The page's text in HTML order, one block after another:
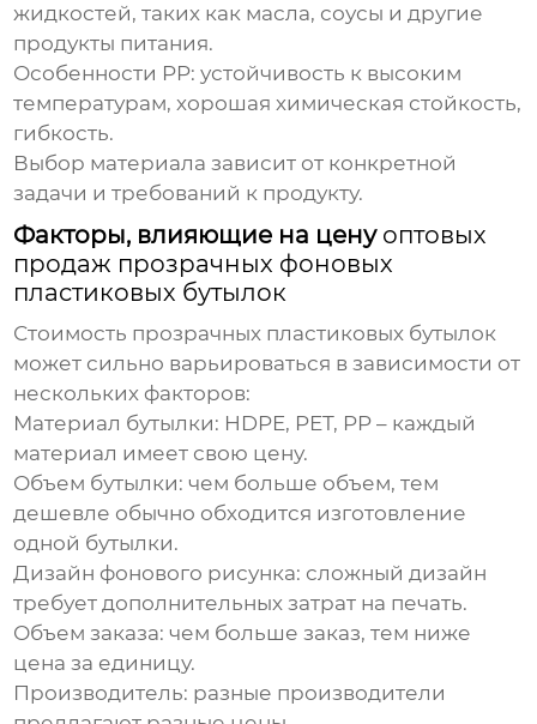
жидкостей, таких как масла, соусы и другие
продукты питания.
Особенности PP: устойчивость к высоким
температурам, хорошая химическая стойкость,
гибкость.
Выбор материала зависит от конкретной
задачи и требований к продукту.
Факторы, влияющие на цену оптовых
продаж прозрачных фоновых
пластиковых бутылок
Стоимость прозрачных пластиковых бутылок
может сильно варьироваться в зависимости от
нескольких факторов:
Материал бутылки: HDPE, PET, PP – каждый
материал имеет свою цену.
Объем бутылки: чем больше объем, тем
дешевле обычно обходится изготовление
одной бутылки.
Дизайн фонового рисунка: сложный дизайн
требует дополнительных затрат на печать.
Объем заказа: чем больше заказ, тем ниже
цена за единицу.
Производитель: разные производители